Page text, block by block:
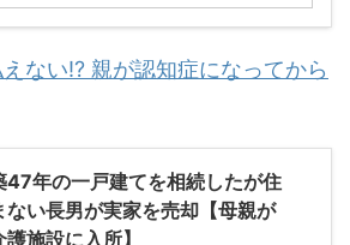
ない!? 親が認知症になってから
47年の一戸建てを相続したが住
ない長男が実家を売却【母親が
護施設に入所】